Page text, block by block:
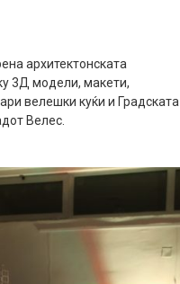
архитектонската
3Д модели, макети,
велешки куќи и Градската
Велес.